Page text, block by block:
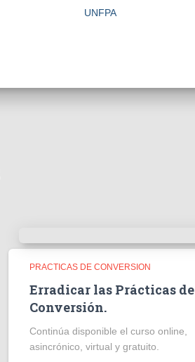
UNFPA
PRACTICAS DE CONVERSION
Erradicar las Prácticas de
Conversión.
Continúa disponible el curso online,
asincrónico, virtual y gratuito.